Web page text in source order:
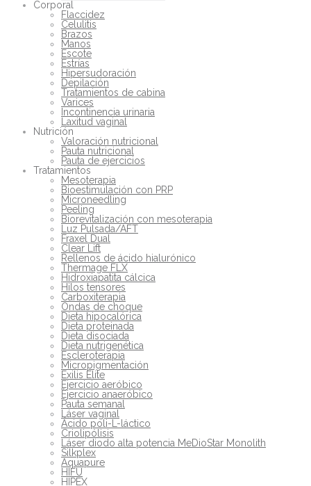
Corporal
Flaccidez
Celulitis
Brazos
Manos
Escote
Estrías
Hipersudoración
Depilación
Tratamientos de cabina
Varices
Incontinencia urinaria
Laxitud vaginal
Nutrición
Valoración nutricional
Pauta nutricional
Pauta de ejercicios
Tratamientos
Mesoterapia
Bioestimulación con PRP
Microneedling
Peeling
Biorevitalización con mesoterapia
Luz Pulsada/AFT
Fraxel Dual
Clear Lift
Rellenos de ácido hialurónico
Thermage FLX
Hidroxiapatita cálcica
Hilos tensores
Carboxiterapia
Ondas de choque
Dieta hipocalórica
Dieta proteinada
Dieta disociada
Dieta nutrigenética
Escleroterapia
Micropigmentación
Exilis Elite
Ejercicio aeróbico
Ejercicio anaeróbico
Pauta semanal
Láser vaginal
Ácido poli-L-láctico
Criolipólisis
Láser diodo alta potencia MeDioStar Monolith
Silkplex
Aquapure
HIFU
HIPEX